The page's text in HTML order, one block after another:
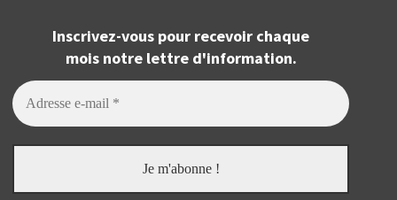
Inscrivez-vous pour recevoir chaque
mois notre lettre d'information.